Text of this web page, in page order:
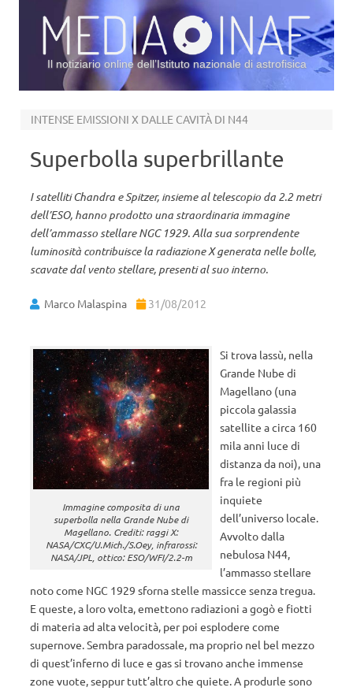
Il notiziario online dell’Istituto nazionale di astrofisica
INTENSE EMISSIONI X DALLE CAVITÀ DI N44
Superbolla superbrillante
I satelliti Chandra e Spitzer, insieme al telescopio da 2.2 metri
dell’ESO, hanno prodotto una straordinaria immagine
dell’ammasso stellare NGC 1929. Alla sua sorprendente
luminosità contribuisce la radiazione X generata nelle bolle,
scavate dal vento stellare, presenti al suo interno.
Marco Malaspina 31/08/2012
Immagine composita di una
superbolla nella Grande Nube di
Magellano. Crediti: raggi X:
NASA/CXC/U.Mich./S.Oey, infrarossi:
NASA/JPL, ottico: ESO/WFI/2.2-m
Si trova lassù, nella
Grande Nube di
Magellano (una
piccola galassia
satellite a circa 160
mila anni luce di
distanza da noi), una
fra le regioni più
inquiete
dell’universo locale.
Avvolto dalla
nebulosa N44,
l’ammasso stellare
noto come NGC 1929 sforna stelle massicce senza tregua.
E queste, a loro volta, emettono radiazioni a gogò e fiotti
di materia ad alta velocità, per poi esplodere come
supernove. Sembra paradossale, ma proprio nel bel mezzo
di quest’inferno di luce e gas si trovano anche immense
zone vuote, seppur tutt’altro che quiete. A produrle sono